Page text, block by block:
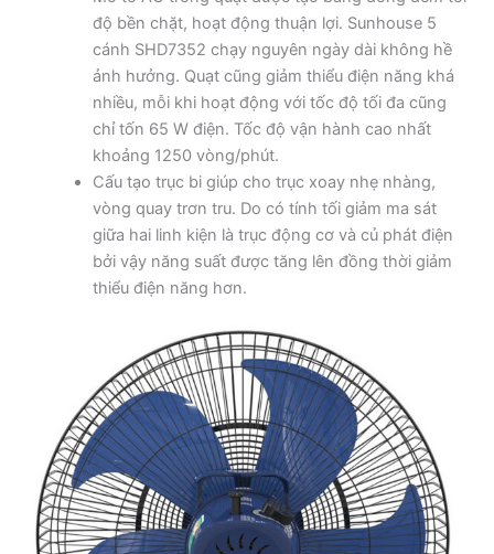
độ bền chặt, hoạt động thuận lợi. Sunhouse 5
cánh SHD7352 chạy nguyên ngày dài không hề
ảnh hưởng. Quạt cũng giảm thiểu điện năng khá
nhiều, mỗi khi hoạt động với tốc độ tối đa cũng
chỉ tốn 65 W điện. Tốc độ vận hành cao nhất
khoảng 1250 vòng/phút.
Cấu tạo trục bi giúp cho trục xoay nhẹ nhàng,
vòng quay trơn tru. Do có tính tối giảm ma sát
giữa hai linh kiện là trục động cơ và củ phát điện
bởi vậy năng suất được tăng lên đồng thời giảm
thiểu điện năng hơn.